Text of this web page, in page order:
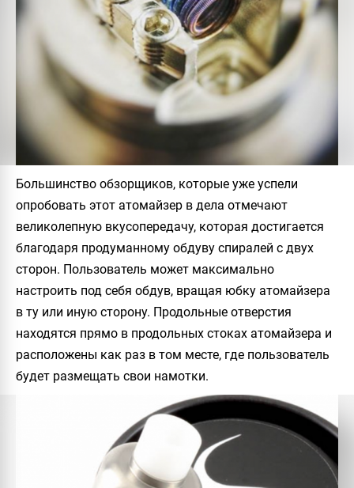
Большинство обзорщиков, которые уже успели
опробовать этот атомайзер в дела отмечают
великолепную вкусопередачу, которая достигается
благодаря продуманному обдуву спиралей с двух
сторон. Пользователь может максимально
настроить под себя обдув, вращая юбку атомайзера
в ту или иную сторону. Продольные отверстия
находятся прямо в продольных стоках атомайзера и
расположены как раз в том месте, где пользователь
будет размещать свои намотки.